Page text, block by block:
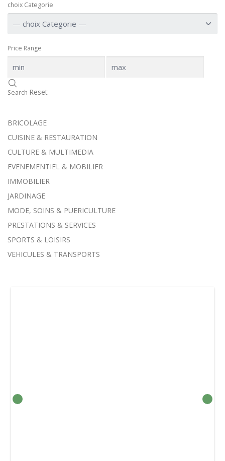
choix Categorie
Price Range
Search Reset
BRICOLAGE
CUISINE & RESTAURATION
CULTURE & MULTIMEDIA
EVENEMENTIEL & MOBILIER
IMMOBILIER
JARDINAGE
MODE, SOINS & PUERICULTURE
PRESTATIONS & SERVICES
SPORTS & LOISIRS
VEHICULES & TRANSPORTS